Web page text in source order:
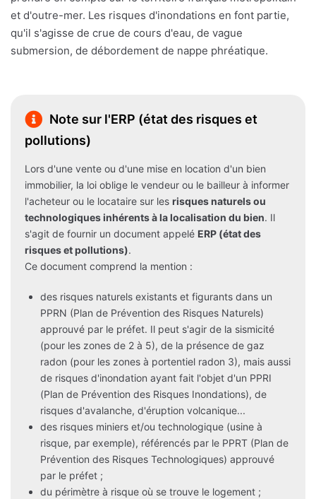
et d'outre-mer. Les risques d'inondations en font partie,
qu'il s'agisse de crue de cours d'eau, de vague
submersion, de débordement de nappe phréatique.
Note sur l'ERP (état des risques et
pollutions)
Lors d'une vente ou d'une mise en location d'un bien
immobilier, la loi oblige le vendeur ou le bailleur à informer
l'acheteur ou le locataire sur les risques naturels ou
technologiques inhérents à la localisation du bien. Il
s'agit de fournir un document appelé ERP (état des
risques et pollutions).
Ce document comprend la mention :
des risques naturels existants et figurants dans un
PPRN (Plan de Prévention des Risques Naturels)
approuvé par le préfet. Il peut s'agir de la sismicité
(pour les zones de 2 à 5), de la présence de gaz
radon (pour les zones à portentiel radon 3), mais aussi
de risques d'inondation ayant fait l'objet d'un PPRI
(Plan de Prévention des Risques Inondations), de
risques d'avalanche, d'éruption volcanique...
des risques miniers et/ou technologique (usine à
risque, par exemple), référencés par le PPRT (Plan de
Prévention des Risques Technologiques) approuvé
par le préfet ;
du périmètre à risque où se trouve le logement ;